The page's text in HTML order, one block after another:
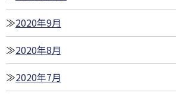
2020年9月
2020年8月
2020年7月